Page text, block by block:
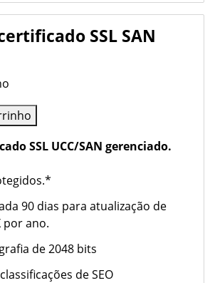
SSL SAN
SSL UCC/SAN gerenciado.
90 dias para atualização de
por ano.
de 2048 bits
de SEO